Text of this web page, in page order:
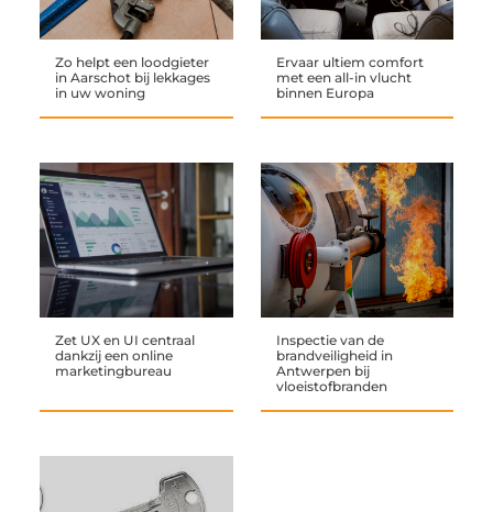
Zo helpt een loodgieter
in Aarschot bij lekkages
in uw woning
Ervaar ultiem comfort
met een all-in vlucht
binnen Europa
Zet UX en UI centraal
dankzij een online
marketingbureau
Inspectie van de
brandveiligheid in
Antwerpen bij
vloeistofbranden